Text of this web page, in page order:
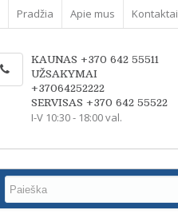
Pradžia Apie mus Kontaktai
KAUNAS +370 642 55511
UŽSAKYMAI
+37064252222
SERVISAS +370 642 55522
I-V 10:30 - 18:00 val.